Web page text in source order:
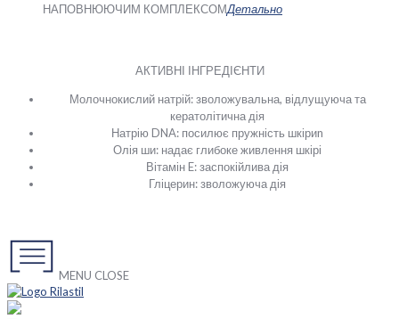
НАПОВНЮЮЧИМ КОМПЛЕКСОМДетально
АКТИВНІ ІНГРЕДІЄНТИ
Молочнокислий натрій: зволожувальна, відлущуюча та
кератолітична дія
Натрію DNA: посилює пружність шкіриn
Олія ши: надає глибоке живлення шкірі
Вітамін E: заспокійлива дія
Гліцерин: зволожуюча дія
MENU CLOSE